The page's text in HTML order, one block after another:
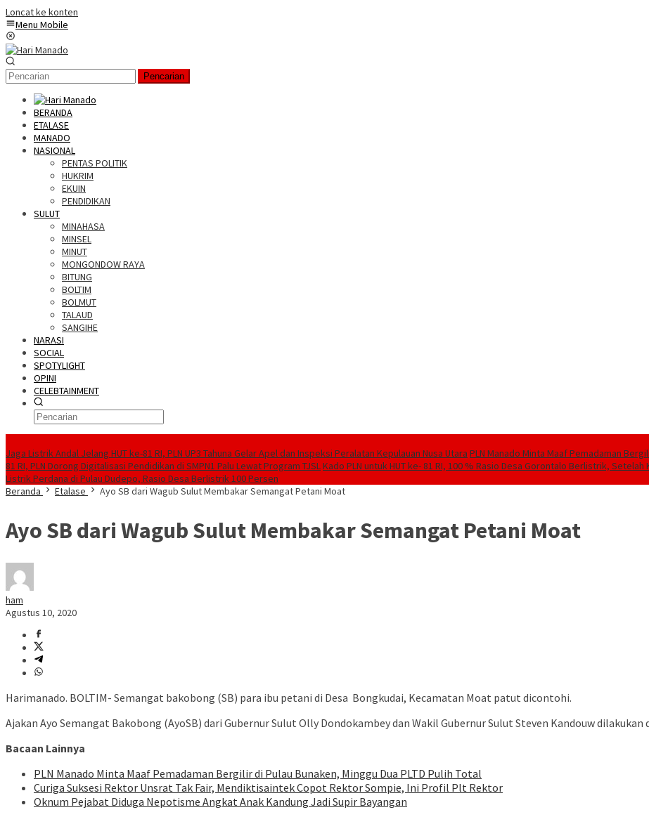
Loncat ke konten
Menu Mobile
Pencarian
BERANDA
ETALASE
MANADO
NASIONAL
PENTAS POLITIK
HUKRIM
EKUIN
PENDIDIKAN
SULUT
MINAHASA
MINSEL
MINUT
MONGONDOW RAYA
BITUNG
BOLTIM
BOLMUT
TALAUD
SANGIHE
NARASI
SOCIAL
SPOTYLIGHT
OPINI
CELEBTAINMENT
Jaga Listrik Andal Jelang HUT ke-81 RI, PLN UP3 Tahuna Gelar Apel dan Inspeksi Peralatan Kepulauan Nusa Utara PLN Manado Minta Maaf Pemadaman
81 RI, PLN Dorong Digitalisasi Pendidikan di SMPN1 Palu Lewat Program TJSLKado PLN untuk HUT ke- 81 RI, 100 % Rasio Desa Gorontalo Berlistrik,
Listrik Perdana di Pulau Dudepo, Rasio Desa Berlistrik 100 Persen
Beranda
Etalase Ayo SB dari Wagub Sulut Membakar Semangat Petani Moat
Ayo SB dari Wagub Sulut Membakar Semangat Petani Moat
ham
Agustus 10, 2020
Harimanado. BOLTIM- Semangat bakobong (SB) para ibu petani di Desa Bongkudai, Kecamatan Moat patut dicontohi.
Ajakan Ayo Semangat Bakobong (AyoSB) dari Gubernur Sulut Olly Dondokambey dan Wakil Gubernur Sulut Steven Kandouw dilakukan
Bacaan Lainnya
PLN Manado Minta Maaf Pemadaman Bergilir di Pulau Bunaken, Minggu Dua PLTD Pulih Total
Curiga Suksesi Rektor Unsrat Tak Fair, Mendiktisaintek Copot Rektor Sompie, Ini Profil Plt Rektor
Oknum Pejabat Diduga Nepotisme Angkat Anak Kandung Jadi Supir Bayangan